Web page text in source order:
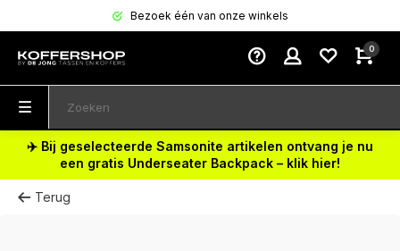
Bezoek één van onze winkels
0
✈️ Bij geselecteerde Samsonite artikelen ontvang je nu
een gratis Underseater Backpack – klik hier!
Terug